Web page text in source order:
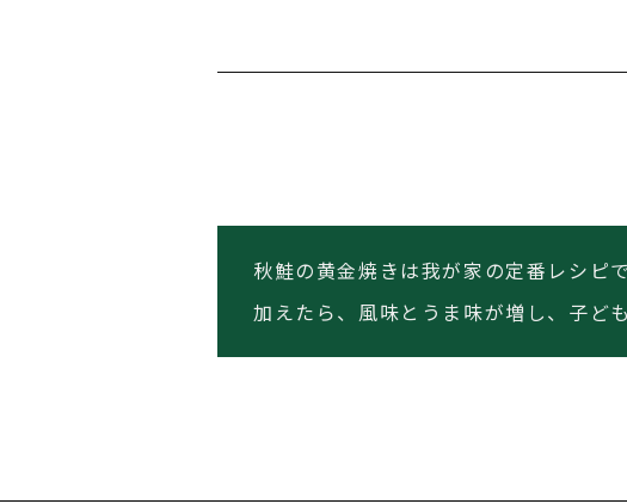
秋鮭の黄金焼きは我が家の定番レシピ
加えたら、風味とうま味が増し、子ど